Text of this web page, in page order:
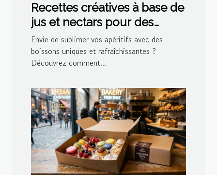
Recettes créatives à base de
jus et nectars pour des
cocktails maison
Envie de sublimer vos apéritifs avec des
boissons uniques et rafraîchissantes ?
Découvrez comment...